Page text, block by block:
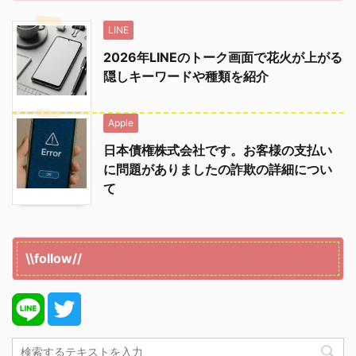
LINE
2026年LINEのトーク画面で花火が上がる
隠しキーワードや種類を紹介
Apple
日本債権株式会社です。お客様の支払い
に問題がありましたの詐欺の詳細につい
て
\\follow//